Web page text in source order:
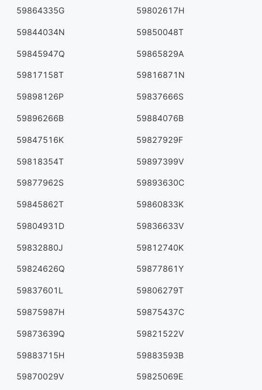
59864335G 59802617H
59844034N 59850048T
59845947Q 59865829A
59817158T 59816871N
59898126P 59837666S
59896266B 59884076B
59847516K 59827929F
59818354T 59897399V
59877962S 59893630C
59845862T 59860833K
59804931D 59836633V
59832880J 59812740K
59824626Q 59877861Y
59837601L 59806279T
59875987H 59875437C
59873639Q 59821522V
59883715H 59883593B
59870029V 59825069E